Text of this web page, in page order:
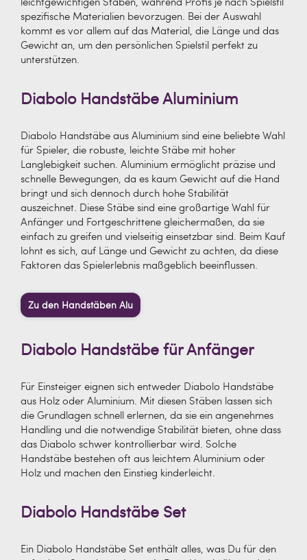
spezifische Materialien bevorzugen. Bei der Auswahl
kommt es vor allem auf das Material, die Länge und das
Gewicht an, um den persönlichen Spielstil perfekt zu
unterstützen.
Diabolo Handstäbe Aluminium
Diabolo Handstäbe aus Aluminium sind eine beliebte Wahl
für Spieler, die robuste, leichte Stäbe mit hoher
Langlebigkeit suchen. Aluminium ermöglicht präzise und
schnelle Bewegungen, da es kaum Gewicht auf die Hand
bringt und sich dennoch durch hohe Stabilität
auszeichnet. Diese Stäbe sind eine großartige Wahl für
Anfänger und Fortgeschrittene gleichermaßen, da sie
einfach zu greifen und vielseitig einsetzbar sind. Beim Kauf
lohnt es sich, auf Länge und Gewicht zu achten, da diese
Faktoren das Spielerlebnis maßgeblich beeinflussen.
Zu den Handstäben Alu
Diabolo Handstäbe für Anfänger
Für Einsteiger eignen sich entweder Diabolo Handstäbe
aus Holz oder Aluminium. Mit diesen Stäben lassen sich
die Grundlagen schnell erlernen, da sie ein angenehmes
Handling und die notwendige Stabilität bieten, ohne dass
das Diabolo schwer kontrollierbar wird. Solche
Handstäbe bestehen oft aus leichtem Aluminium oder
Holz und machen den Einstieg kinderleicht.
Diabolo Handstäbe Set
Ein Diabolo Handstäbe Set enthält alles, was Du für den